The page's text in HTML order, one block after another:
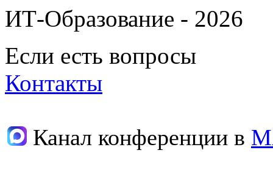
ИТ-Образование - 2026
Если есть вопросы
Контакты
Канал конференции в